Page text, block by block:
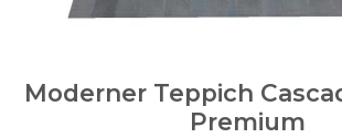
Moderner Teppich
Premium